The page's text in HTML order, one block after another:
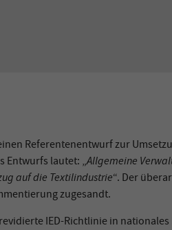
Referentenentwurf zur
Entwurfs lautet: „Allgemeine
auf die Textilindustrie“. Der
zugesandt.
IED-Richtlinie in